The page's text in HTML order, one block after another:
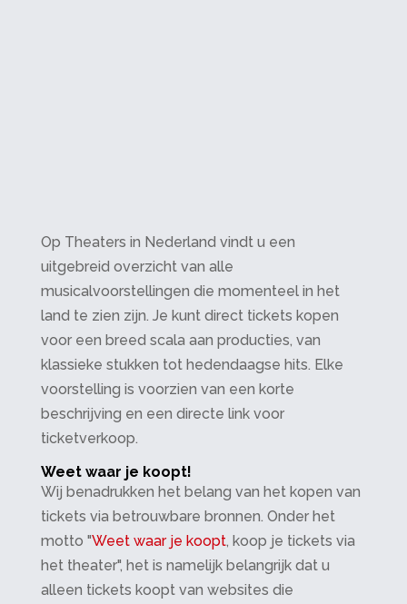
Op Theaters in Nederland vindt u een
uitgebreid overzicht van alle
musicalvoorstellingen die momenteel in het
land te zien zijn. Je kunt direct tickets kopen
voor een breed scala aan producties, van
klassieke stukken tot hedendaagse hits. Elke
voorstelling is voorzien van een korte
beschrijving en een directe link voor
ticketverkoop.
Weet waar je koopt!
Wij benadrukken het belang van het kopen van
tickets via betrouwbare bronnen. Onder het
motto "Weet waar je koopt, koop je tickets via
het theater", het is namelijk belangrijk dat u
alleen tickets koopt van websites die